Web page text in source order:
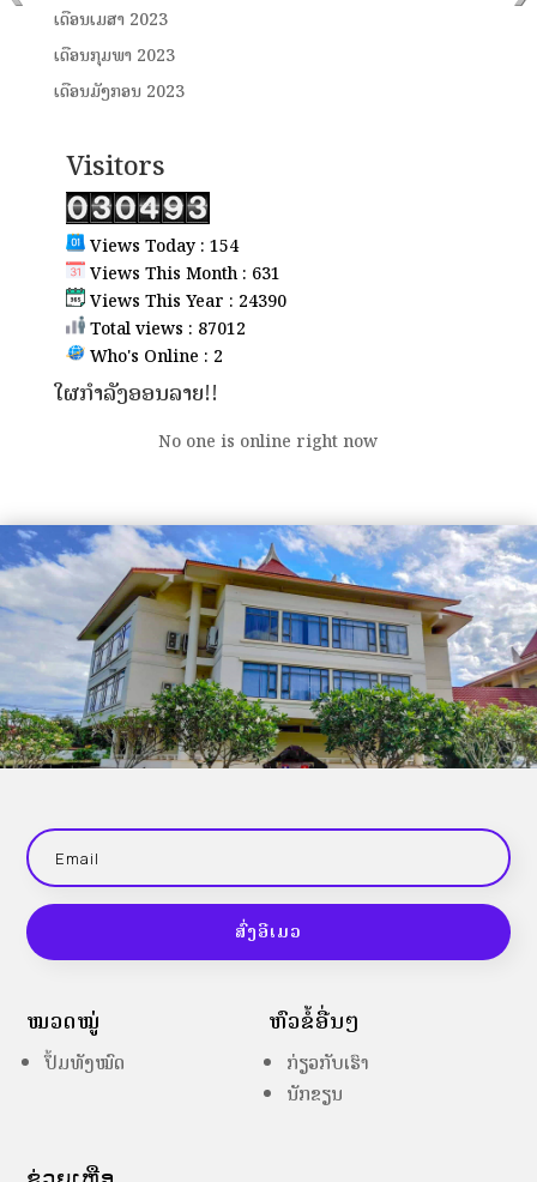
ເດືອນເມສາ 2023
ເດືອນກຸມພາ 2023
ເດືອນມັງກອນ 2023
Visitors
Views Today : 154
Views This Month : 631
Views This Year : 24390
Total views : 87012
Who's Online : 2
ໃຜກຳລັງອອນລາຍ!!
No one is online right now
ສົ່ງອີເມວ
ໝວດໝູ່
ປຶ້ມທັງໝົດ
ຫົວຂໍ້ອື່ນໆ
ກ່ຽວກັບເຮົາ
ນັກຂຽນ